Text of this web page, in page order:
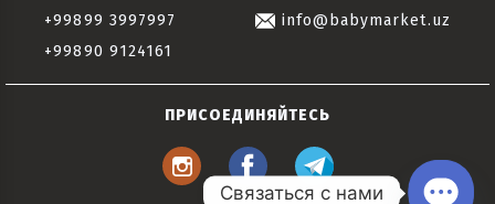
+99899 3997997
+99890 9124161
info@babymarket.uz
ПРИСОЕДИНЯЙТЕСЬ
Связаться с нами